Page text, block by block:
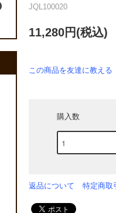
JQL100020
11,280円(税込)
この商品を友達に教える
購入数
返品について 特定商取